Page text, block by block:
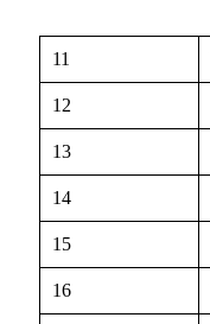
11
12
13
14
15
16